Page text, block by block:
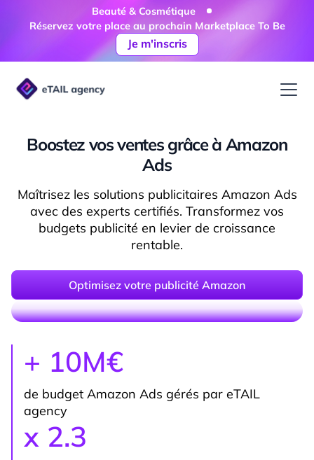
Beauté & Cosmétique
Réservez votre place au prochain Marketplace To Be
Je m'inscris
Boostez vos ventes grâce à Amazon
Ads
Maîtrisez les solutions publicitaires Amazon Ads
avec des experts certifiés. Transformez vos
budgets publicité en levier de croissance
rentable.
Optimisez votre publicité Amazon
+ 10M€
de budget Amazon Ads gérés par eTAIL
agency
x 2.3